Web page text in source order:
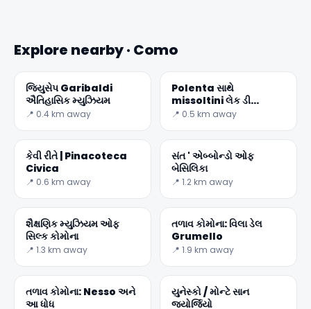
Explore nearby · Como
જિયુસેપ Garibaldi
ઐતિહાસિક મ્યુઝિયમ
📍 0.4 km away
Polenta સાથે
missoltini લેક ડી
overlooking દેશોમાં એક
📍 0.5 km away
કેવી રીતે | Pinacoteca
Civica
📍 0.6 km away
સંત ' એબ્બોન્ડો ઓફ
બેસિલિકા
📍 1.2 km away
શૈક્ષણિક મ્યુઝિયમ ઓફ
સિલ્ક કોમોના
📍 1.3 km away
તળાવ કોમોના: વિલા ડેલ
Grumello
📍 1.9 km away
તળાવ કોમોના: Nesso અને
આ ધોધ
યુનેસ્કો / મોન્ટે સાન
જ્યોર્જિયો
✕